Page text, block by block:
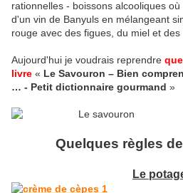
rationnelles - boissons alcooliques
d'un vin de Banyuls en mélangeant
rouge avec des figues, du miel et
Aujourd'hui je voudrais reprendre
livre « Le Savouron – Bien
… - Petit dictionnaire gourmand »
Quelques règles
Le